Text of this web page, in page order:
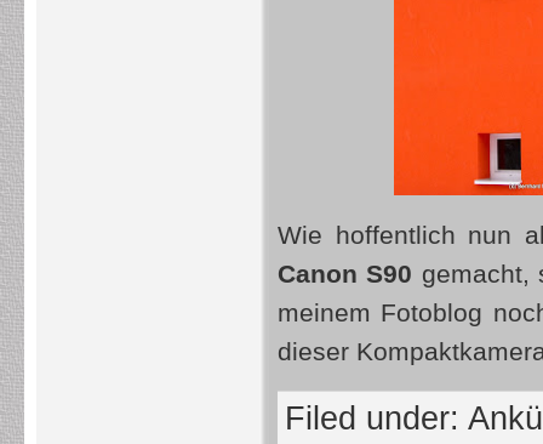
Wie hoffentlich nun
Canon S90 gemacht,
meinem Fotoblog
dieser
Filed under: